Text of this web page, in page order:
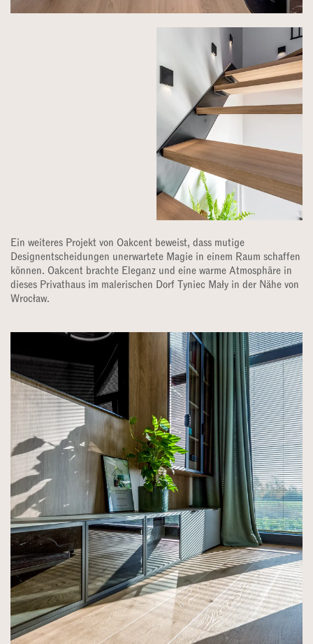
Ein weiteres Projekt von Oakcent beweist, dass mutige
Designentscheidungen unerwartete Magie in einem Raum schaffen
können. Oakcent brachte Eleganz und eine warme Atmosphäre in
dieses Privathaus im malerischen Dorf Tyniec Mały in der Nähe von
Wrocław.